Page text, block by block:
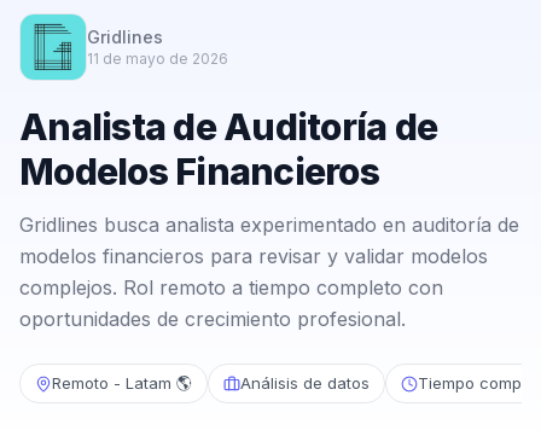
Calculadora Freelance
Gridlines
11 de mayo de 2026
Analista de Auditoría de
Modelos Financieros
Gridlines busca analista experimentado en auditoría de
modelos financieros para revisar y validar modelos
complejos. Rol remoto a tiempo completo con
oportunidades de crecimiento profesional.
Remoto - Latam 🌎 Análisis de datos Tiempo